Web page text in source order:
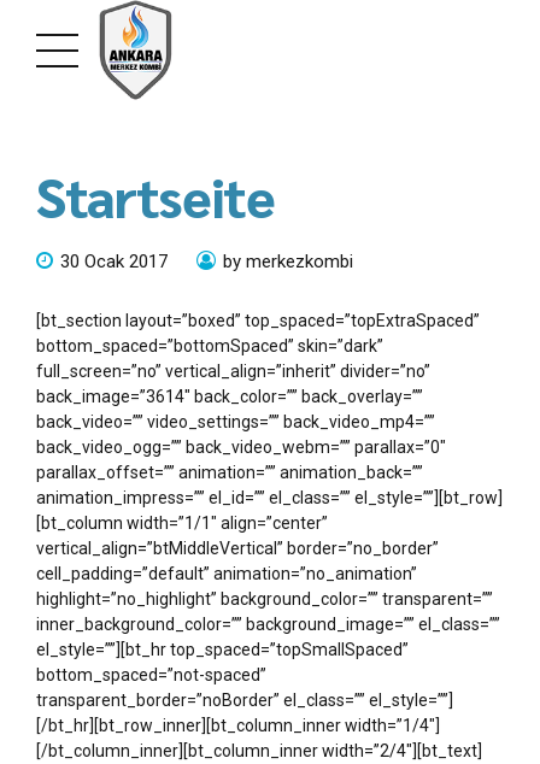
Startseite
30 Ocak 2017 by merkezkombi
[bt_section layout=”boxed” top_spaced=”topExtraSpaced”
bottom_spaced=”bottomSpaced” skin=”dark”
full_screen=”no” vertical_align=”inherit” divider=”no”
back_image=”3614″ back_color=”” back_overlay=””
back_video=”” video_settings=”” back_video_mp4=””
back_video_ogg=”” back_video_webm=”” parallax=”0″
parallax_offset=”” animation=”” animation_back=””
animation_impress=”” el_id=”” el_class=”” el_style=””][bt_row]
[bt_column width=”1/1″ align=”center”
vertical_align=”btMiddleVertical” border=”no_border”
cell_padding=”default” animation=”no_animation”
highlight=”no_highlight” background_color=”” transparent=””
inner_background_color=”” background_image=”” el_class=””
el_style=””][bt_hr top_spaced=”topSmallSpaced”
bottom_spaced=”not-spaced”
transparent_border=”noBorder” el_class=”” el_style=””]
[/bt_hr][bt_row_inner][bt_column_inner width=”1/4″]
[/bt_column_inner][bt_column_inner width=”2/4″][bt_text]